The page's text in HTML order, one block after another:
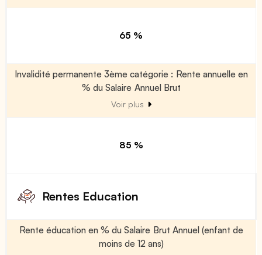
65 %
Invalidité permanente 3ème catégorie : Rente annuelle en
% du Salaire Annuel Brut
Voir plus
85 %
Rentes Education
Rente éducation en % du Salaire Brut Annuel (enfant de
moins de 12 ans)